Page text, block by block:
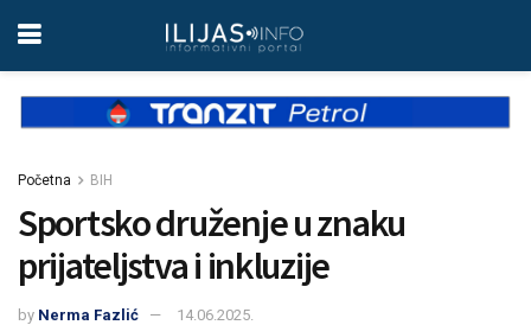
Početna BIH
Sportsko druženje u znaku
prijateljstva i inkluzije
by Nerma Fazlić 14.06.2025.